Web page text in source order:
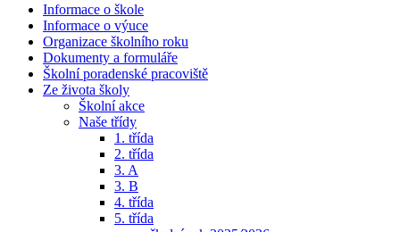
Informace o škole
Informace o výuce
Organizace školního roku
Dokumenty a formuláře
Školní poradenské pracoviště
Ze života školy
Školní akce
Naše třídy
1. třída
2. třída
3. A
3. B
4. třída
5. třída